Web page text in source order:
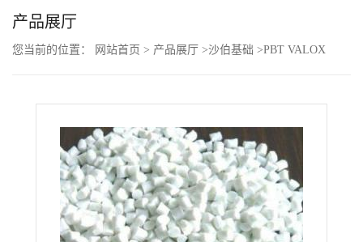
公
产品展厅
您当前的位置： 网站首页 > 产品展厅 >沙伯基础 >PBT VALOX